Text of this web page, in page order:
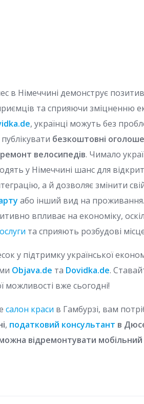
в Німеччині демонструє
та сприяючи зміцненню
, українці можуть без
безкоштовні
велосипедів. Чимало
у Німеччині шанс для
а й дозволяє змінити
або інший вид на проживання.
впливає на економіку,
та сприяють розбудові
у підтримку української
Objava.de та Dovidka.de.
вже сьогодні!
салон краси в Гамбурзі, вам
, податковий консультант в
відремонтувати